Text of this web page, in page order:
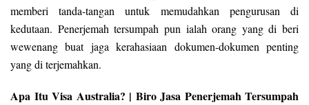
memberi tanda-tangan untuk memudahkan pengurusan di
kedutaan. Penerjemah tersumpah pun ialah orang yang di beri
wewenang buat jaga kerahasiaan dokumen-dokumen penting
yang di terjemahkan.
Apa Itu Visa Australia? | Biro Jasa Penerjemah Tersumpah